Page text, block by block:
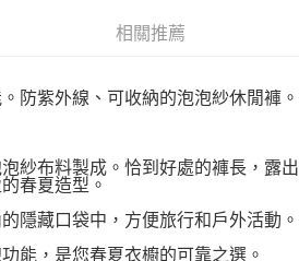
相關推薦
防紫外線、可收納的泡泡紗休閒褲。
紗布料製成。恰到好處的褲長，露出
春夏造型。
隱藏口袋中，方便旅行和戶外活動。
能，是您春夏衣櫥的可靠之選。